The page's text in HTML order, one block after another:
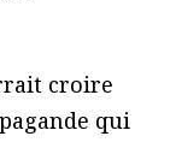
croire
qui